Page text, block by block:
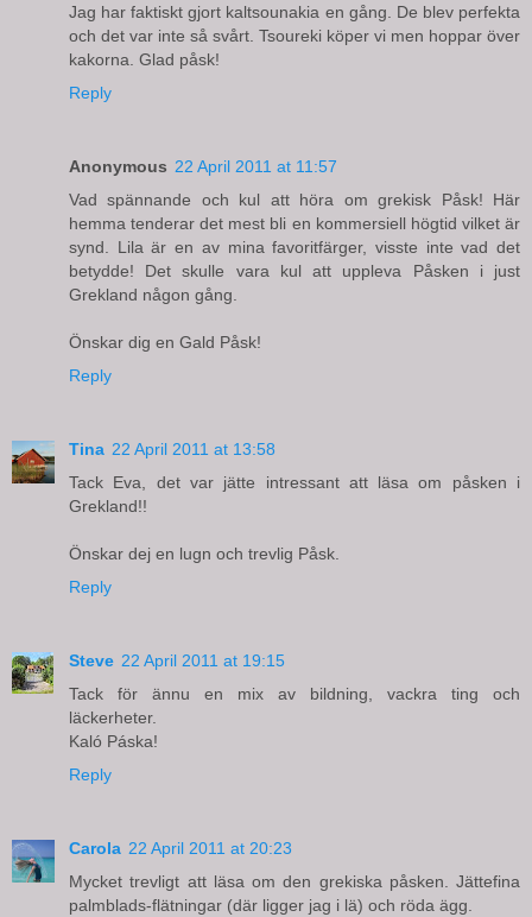
Jag har faktiskt gjort kaltsounakia en gång. De blev perfekta
och det var inte så svårt. Tsoureki köper vi men hoppar över
kakorna. Glad påsk!
Reply
Anonymous 22 April 2011 at 11:57
Vad spännande och kul att höra om grekisk Påsk! Här
hemma tenderar det mest bli en kommersiell högtid vilket är
synd. Lila är en av mina favoritfärger, visste inte vad det
betydde! Det skulle vara kul att uppleva Påsken i just
Grekland någon gång.
Önskar dig en Gald Påsk!
Reply
Tina 22 April 2011 at 13:58
Tack Eva, det var jätte intressant att läsa om påsken i
Grekland!!
Önskar dej en lugn och trevlig Påsk.
Reply
Steve 22 April 2011 at 19:15
Tack för ännu en mix av bildning, vackra ting och
läckerheter.
Kaló Páska!
Reply
Carola 22 April 2011 at 20:23
Mycket trevligt att läsa om den grekiska påsken. Jättefina
palmblads-flätningar (där ligger jag i lä) och röda ägg.